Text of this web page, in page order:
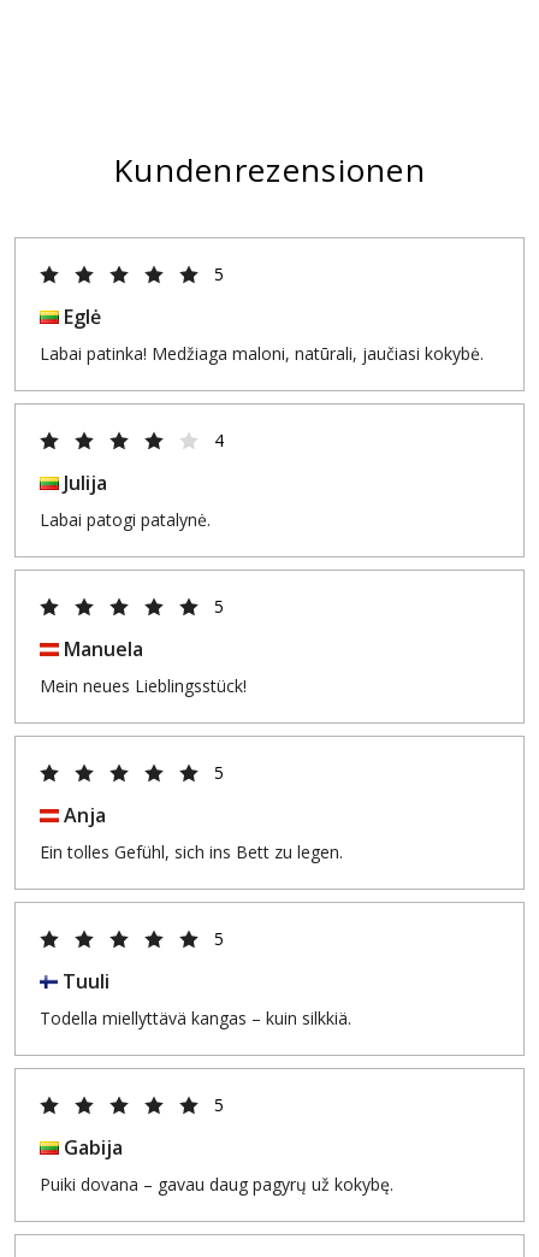
Kundenrezensionen
5
Eglė
Labai patinka! Medžiaga maloni, natūrali, jaučiasi kokybė.
4
Julija
Labai patogi patalynė.
5
Manuela
Mein neues Lieblingsstück!
5
Anja
Ein tolles Gefühl, sich ins Bett zu legen.
5
Tuuli
Todella miellyttävä kangas – kuin silkkiä.
5
Gabija
Puiki dovana – gavau daug pagyrų už kokybę.